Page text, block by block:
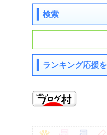
検索
ランキング応援